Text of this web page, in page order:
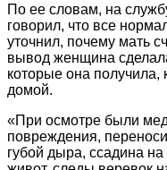
По ее словам, на
говорил, что все
уточнил, почему мать
вывод женщина
которые она получила,
домой.
«При осмотре были
повреждения,
губой дыра, ссадина